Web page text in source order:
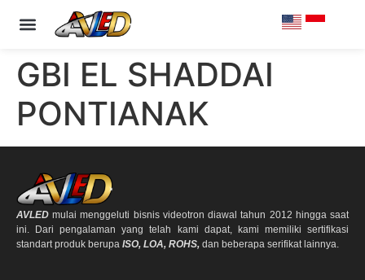
GBI EL SHADDAI
PONTIANAK
AVLED mulai menggeluti bisnis videotron diawal tahun 2012 hingga saat
ini. Dari pengalaman yang telah kami dapat, kami memiliki sertifikasi
standart produk berupa ISO, LOA, ROHS, dan beberapa serifikat lainnya.